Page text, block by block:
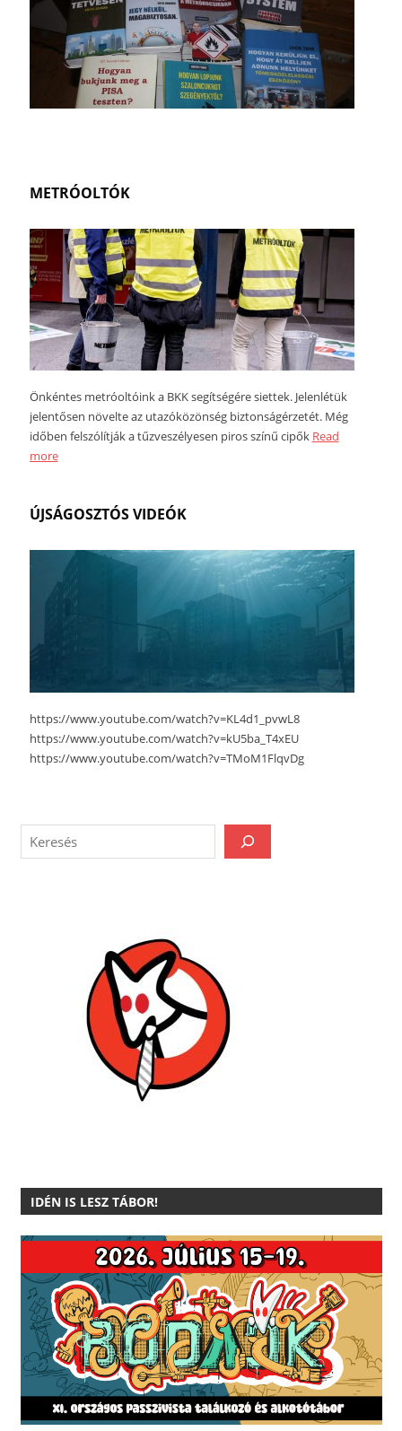
METRÓOLTÓK
Önkéntes metróoltóink a BKK segítségére siettek. Jelenlétük
jelentősen növelte az utazóközönség biztonságérzetét. Még
időben felszólítják a tűzveszélyesen piros színű cipők Read
more
ÚJSÁGOSZTÓS VIDEÓK
https://www.youtube.com/watch?v=KL4d1_pvwL8
https://www.youtube.com/watch?v=kU5ba_T4xEU
https://www.youtube.com/watch?v=TMoM1FlqvDg
IDÉN IS LESZ TÁBOR!